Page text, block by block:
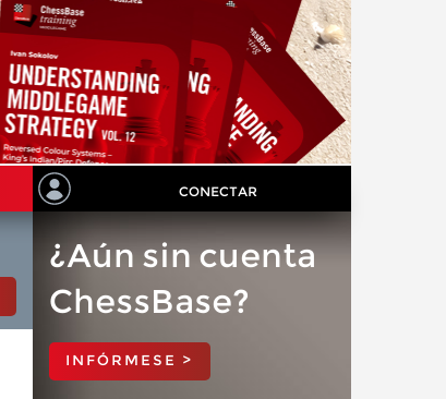
CONECTAR
¿Aún sin cuenta
ChessBase?
INFÓRMESE >